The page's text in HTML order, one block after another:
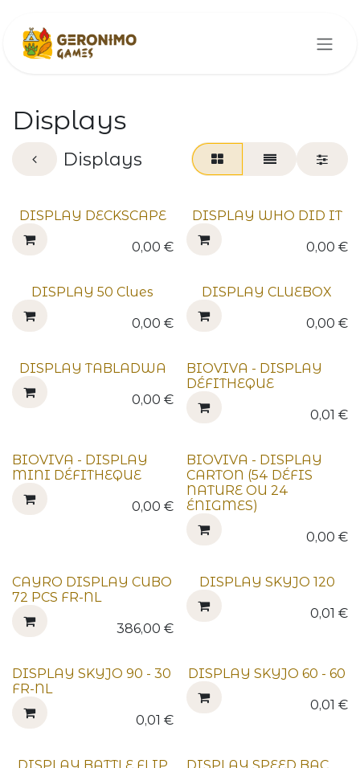
Displays
Displays
DISPLAY DECKSCAPE
0,00 €
DISPLAY WHO DID IT
0,00 €
DISPLAY 50 Clues
0,00 €
DISPLAY CLUEBOX
0,00 €
DISPLAY TABLADWA
0,00 €
BIOVIVA - DISPLAY
DÉFITHEQUE
0,01 €
BIOVIVA - DISPLAY
MINI DÉFITHEQUE
0,00 €
BIOVIVA - DISPLAY
CARTON (54 DÉFIS
NATURE OU 24
ÉNIGMES)
0,00 €
CAYRO DISPLAY CUBO
72 PCS FR-NL
386,00 €
DISPLAY SKYJO 120
0,01 €
DISPLAY SKYJO 90 - 30
FR-NL
0,01 €
DISPLAY SKYJO 60 - 60
0,01 €